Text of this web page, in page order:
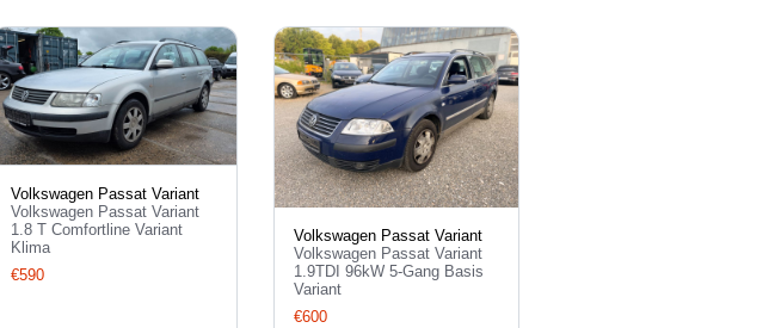
Volkswagen Passat Variant
Volkswagen Passat Variant
1.8 T Comfortline Variant
Klima
€590
Volkswagen Passat Variant
Volkswagen Passat Variant
1.9TDI 96kW 5-Gang Basis
Variant
€600